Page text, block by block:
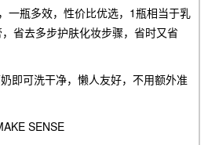
一瓶多效，性价比优选，1瓶相当于乳
省去多步护肤化妆步骤，省时又省
即可洗干净，懒人友好，不用额外准
SENSE